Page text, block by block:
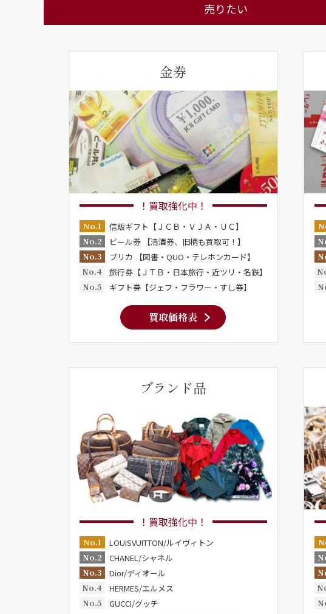
売りたい
金券
！買取強化中！
No.1
信販ギフト【ＪＣＢ・ＶＪＡ・ＵＣ】
No.2
ビール券 【清酒券、旧柄も買取可！】
No.3
プリカ 【図書・QUO・テレホンカード】
No.4
旅行券【ＪＴＢ・日本旅行・近ツリ・名鉄】
No.5
ギフト券【ジェフ・フラワー・すし券】
買取価格表
ブランド品
！買取強化中！
No.1
LOUISVUITTON/ルイヴィトン
No.2
CHANEL/シャネル
No.3
Dior/ディオール
No.4
HERMES/エルメス
No.5
GUCCI/グッチ